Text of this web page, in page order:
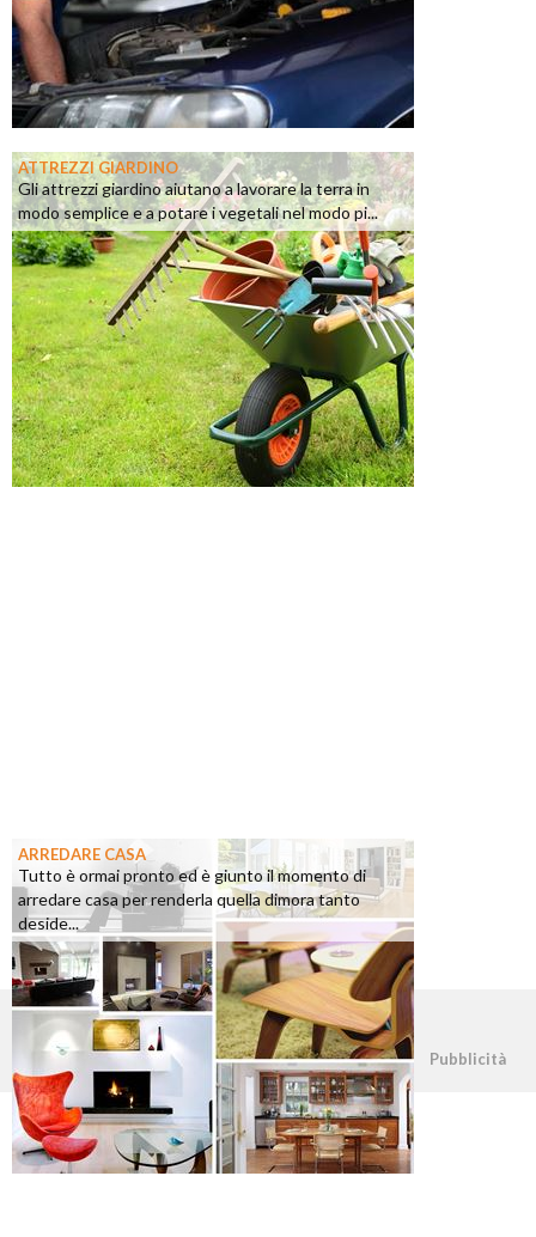
ATTREZZI GIARDINO
Gli attrezzi giardino aiutano a lavorare la terra in
modo semplice e a potare i vegetali nel modo pi...
ARREDARE CASA
Tutto è ormai pronto ed è giunto il momento di
arredare casa per renderla quella dimora tanto
deside...
©2026 - casapratica.org - p.iva 03338800984 Pubblicità